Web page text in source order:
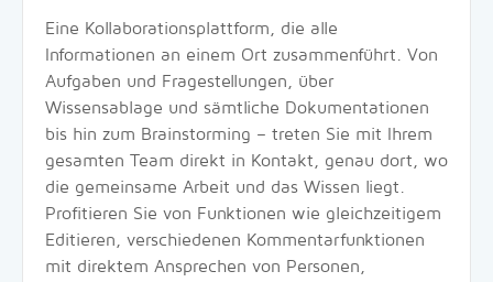
Eine Kollaborationsplattform, die alle
Informationen an einem Ort zusammenführt. Von
Aufgaben und Fragestellungen, über
Wissensablage und sämtliche Dokumentationen
bis hin zum Brainstorming – treten Sie mit Ihrem
gesamten Team direkt in Kontakt, genau dort, wo
die gemeinsame Arbeit und das Wissen liegt.
Profitieren Sie von Funktionen wie gleichzeitigem
Editieren, verschiedenen Kommentarfunktionen
mit direktem Ansprechen von Personen,